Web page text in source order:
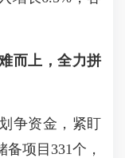
而上，全力拼
争资金，紧盯
项目331个，